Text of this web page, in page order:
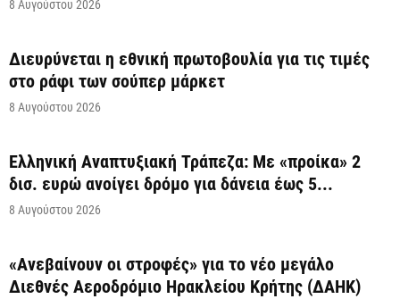
8 Αυγούστου 2026
Διευρύνεται η εθνική πρωτοβουλία για τις τιμές
στο ράφι των σούπερ μάρκετ
8 Αυγούστου 2026
Ελληνική Αναπτυξιακή Τράπεζα: Με «προίκα» 2
δισ. ευρώ ανοίγει δρόμο για δάνεια έως 5...
8 Αυγούστου 2026
«Ανεβαίνουν οι στροφές» για το νέο μεγάλο
Διεθνές Αεροδρόμιο Ηρακλείου Κρήτης (ΔΑΗΚ)